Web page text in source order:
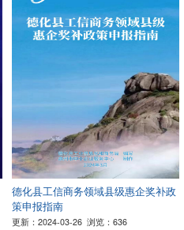
德化县工信商务领域县级惠企奖补政
策申报指南
更新：2024-03-26 浏览：636